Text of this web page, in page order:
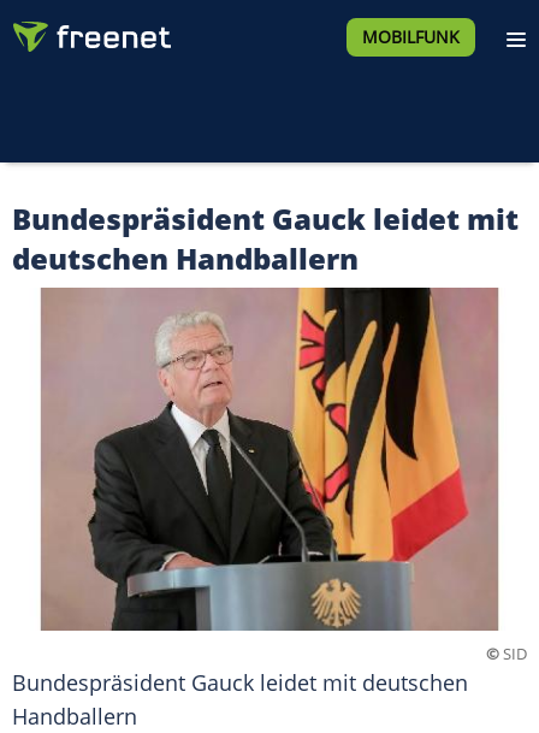
MOBILFUNK
Bundespräsident Gauck leidet mit
deutschen Handballern
©SID
Bundespräsident Gauck leidet mit deutschen
Handballern